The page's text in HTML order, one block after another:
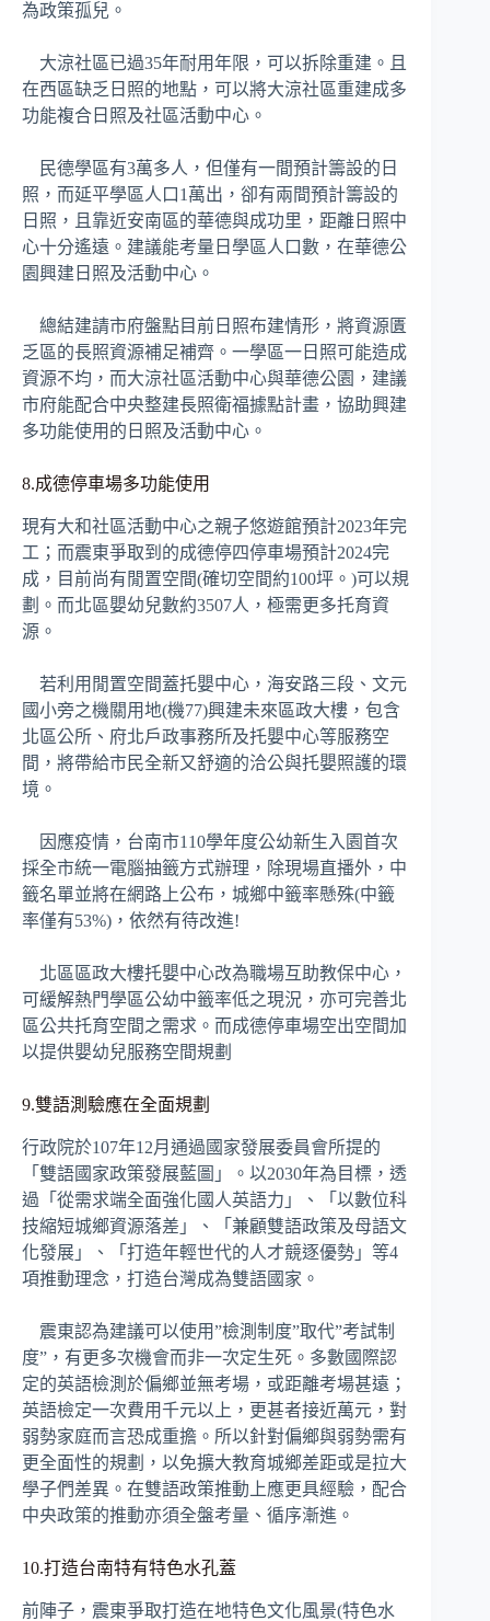
為政策孤兒。
大涼社區已過35年耐用年限，可以拆除重建。且
在西區缺乏日照的地點，可以將大涼社區重建成多
功能複合日照及社區活動中心。
民德學區有3萬多人，但僅有一間預計籌設的日
照，而延平學區人口1萬出，卻有兩間預計籌設的
日照，且靠近安南區的華德與成功里，距離日照中
心十分遙遠。建議能考量日學區人口數，在華德公
園興建日照及活動中心。
總結建請市府盤點目前日照布建情形，將資源匱
乏區的長照資源補足補齊。一學區一日照可能造成
資源不均，而大涼社區活動中心與華德公園，建議
市府能配合中央整建長照衛福據點計畫，協助興建
多功能使用的日照及活動中心。
8.成德停車場多功能使用
現有大和社區活動中心之親子悠遊館預計2023年完
工；而震東爭取到的成德停四停車場預計2024完
成，目前尚有閒置空間(確切空間約100坪。)可以規
劃。而北區嬰幼兒數約3507人，極需更多托育資
源。
若利用閒置空間蓋托嬰中心，海安路三段、文元
國小旁之機關用地(機77)興建未來區政大樓，包含
北區公所、府北戶政事務所及托嬰中心等服務空
間，將帶給市民全新又舒適的洽公與托嬰照護的環
境。
因應疫情，台南市110學年度公幼新生入園首次
採全市統一電腦抽籤方式辦理，除現場直播外，中
籤名單並將在網路上公布，城鄉中籤率懸殊(中籤
率僅有53%)，依然有待改進!
北區區政大樓托嬰中心改為職場互助教保中心，
可緩解熱門學區公幼中籤率低之現況，亦可完善北
區公共托育空間之需求。而成德停車場空出空間加
以提供嬰幼兒服務空間規劃
9.雙語測驗應在全面規劃
行政院於107年12月通過國家發展委員會所提的
「雙語國家政策發展藍圖」。以2030年為目標，透
過「從需求端全面強化國人英語力」、「以數位科
技縮短城鄉資源落差」、「兼顧雙語政策及母語文
化發展」、「打造年輕世代的人才競逐優勢」等4
項推動理念，打造台灣成為雙語國家。
震東認為建議可以使用”檢測制度”取代”考試制
度”，有更多次機會而非一次定生死。多數國際認
定的英語檢測於偏鄉並無考場，或距離考場甚遠；
英語檢定一次費用千元以上，更甚者接近萬元，對
弱勢家庭而言恐成重擔。所以針對偏鄉與弱勢需有
更全面性的規劃，以免擴大教育城鄉差距或是拉大
學子們差異。在雙語政策推動上應更具經驗，配合
中央政策的推動亦須全盤考量、循序漸進。
10.打造台南特有特色水孔蓋
前陣子，震東爭取打造在地特色文化風景(特色水